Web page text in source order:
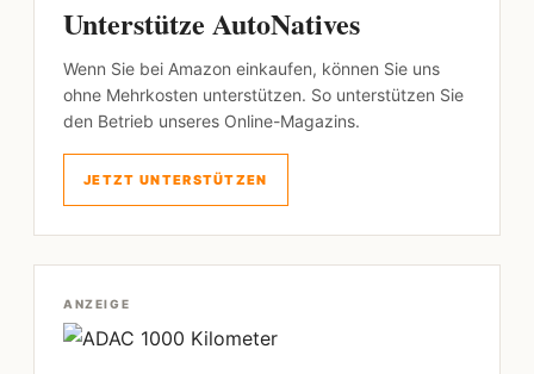
Unterstütze AutoNatives
Wenn Sie bei Amazon einkaufen, können Sie uns
ohne Mehrkosten unterstützen. So unterstützen Sie
den Betrieb unseres Online-Magazins.
JETZT UNTERSTÜTZEN
ANZEIGE